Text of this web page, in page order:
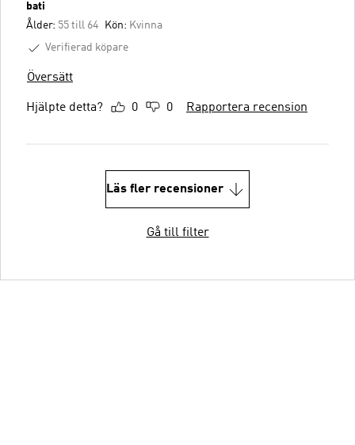
bati
Ålder: 55 till 64 Kön: Kvinna
Verifierad köpare
Översätt
Hjälpte detta? 0 0 Rapportera recension
Läs fler recensioner
Gå till filter